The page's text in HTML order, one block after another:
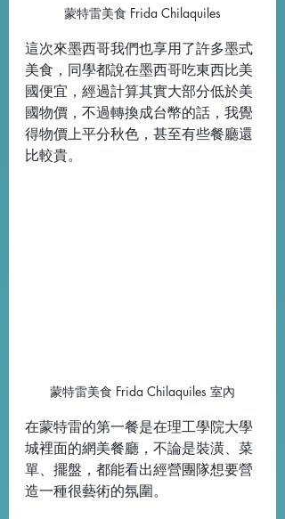
蒙特雷美食 Frida Chilaquiles
這次來墨西哥我們也享用了許多墨式
美食，同學都說在墨西哥吃東西比美
國便宜，經過計算其實大部分低於美
國物價，不過轉換成台幣的話，我覺
得物價上平分秋色，甚至有些餐廳還
比較貴。
蒙特雷美食 Frida Chilaquiles 室內
在蒙特雷的第一餐是在理工學院大學
城裡面的網美餐廳，不論是裝潢、菜
單、擺盤，都能看出經營團隊想要營
造一種很藝術的氛圍。